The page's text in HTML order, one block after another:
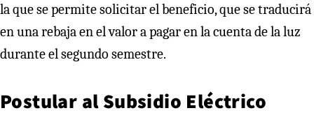
la que se permite solicitar el beneficio, que se traducirá
en una rebaja en el valor a pagar en la cuenta de la luz
durante el segundo semestre.
Postular al Subsidio Eléctrico